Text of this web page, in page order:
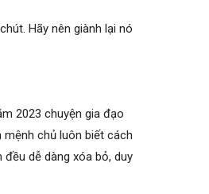
Hãy nên giành lại nó
2023 chuyện gia đạo
chủ luôn biết cách
đều dễ dàng xóa bỏ, duy